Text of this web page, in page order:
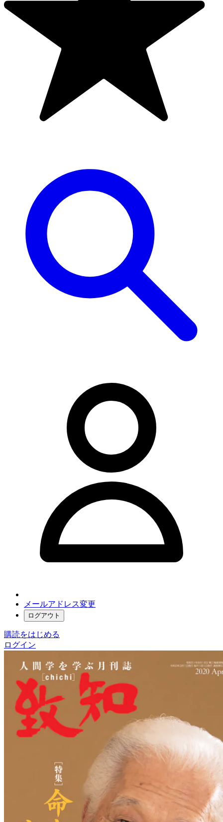
メールアドレス変更
ログアウト
購読をはじめる
ログイン